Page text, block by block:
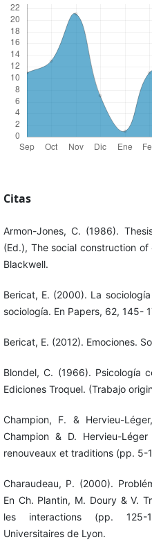
Citas
Armon-Jones, C. (1986).
(Ed.), The social construction
Blackwell.
Bericat, E. (2000). La
sociología. En Papers, 62, 145-
Bericat, E. (2012). Emociones.
Blondel, C. (1966). Psicología
Ediciones Troquel. (Trabajo
Champion, F. & Hervieu-
Champion & D. Hervieu-
renouveaux et traditions (pp. 5-
Charaudeau, P. (2000).
En Ch. Plantin, M. Doury & V.
les interactions (pp. 125-
Universitaires de Lyon.